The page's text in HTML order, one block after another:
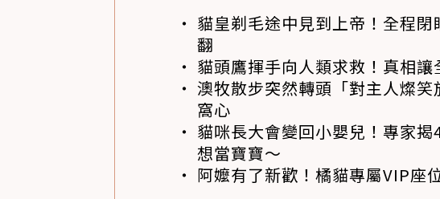
貓皇剃毛途中見到上帝！全程
翻
貓頭鷹揮手向人類求救！真相
澳牧散步突然轉頭「對主人燦
窩心
貓咪長大會變回小嬰兒！專家
想當寶寶～
阿嬤有了新歡！橘貓專屬VIP座